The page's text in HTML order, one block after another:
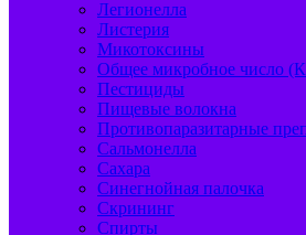
Легионелла
Листерия
Микотоксины
Общее микробное
Пестициды
Пищевые волокна
Противопаразитарные
Сальмонелла
Сахара
Синегнойная палочка
Скрининг
Спирты